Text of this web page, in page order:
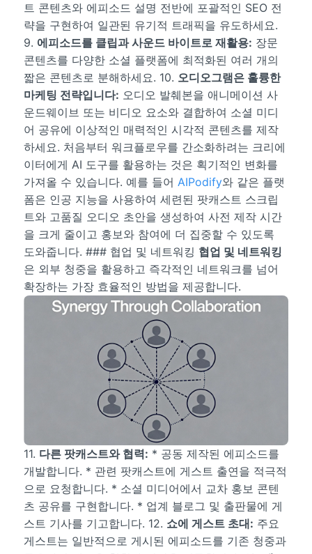
트 콘텐츠와 에피소드 설명 전반에 포괄적인 SEO 전
략을 구현하여 일관된 유기적 트래픽을 유도하세요.
9. 에피소드를 클립과 사운드 바이트로 재활용: 장문
콘텐츠를 다양한 소셜 플랫폼에 최적화된 여러 개의
짧은 콘텐츠로 분해하세요. 10. 오디오그램은 훌륭한
마케팅 전략입니다: 오디오 발췌본을 애니메이션 사
운드웨이브 또는 비디오 요소와 결합하여 소셜 미디
어 공유에 이상적인 매력적인 시각적 콘텐츠를 제작
하세요. 처음부터 워크플로우를 간소화하려는 크리에
이터에게 AI 도구를 활용하는 것은 획기적인 변화를
가져올 수 있습니다. 예를 들어 AIPodify와 같은 플랫
폼은 인공 지능을 사용하여 세련된 팟캐스트 스크립
트와 고품질 오디오 초안을 생성하여 사전 제작 시간
을 크게 줄이고 홍보와 참여에 더 집중할 수 있도록
도와줍니다. ### 협업 및 네트워킹 협업 및 네트워킹
은 외부 청중을 활용하고 즉각적인 네트워크를 넘어
확장하는 가장 효율적인 방법을 제공합니다.
11. 다른 팟캐스트와 협력: * 공동 제작된 에피소드를
개발합니다. * 관련 팟캐스트에 게스트 출연을 적극적
으로 요청합니다. * 소셜 미디어에서 교차 홍보 콘텐
츠 공유를 구현합니다. * 업계 블로그 및 출판물에 게
스트 기사를 기고합니다. 12. 쇼에 게스트 초대: 주요
게스트는 일반적으로 게시된 에피소드를 기존 청중과